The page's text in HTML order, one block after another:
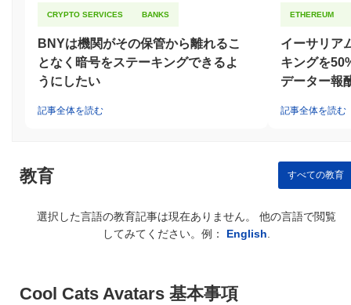
CRYPTO SERVICES BANKS
BNYは機関がその保管から離れるこ
となく暗号をステーキングできるよ
うにしたい
記事全体を読む
ETHEREUM
イーサリア
キングを
データー報
記事全体を読む
教育 すべての教育
選択した言語の教育記事は現在ありません。 他の言語で閲覧
してみてください。例： English
Cool Cats Avatars 基本事項